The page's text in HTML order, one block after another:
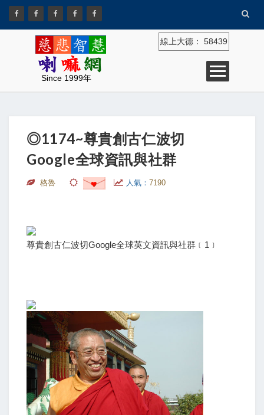
Since 1999年
線上大德： 58439
◎1174~尊貴創古仁波切
Google全球資訊與社群
格魯 人氣： 7190
尊貴創古仁波切Google全球英文資訊與社群﹝1﹞